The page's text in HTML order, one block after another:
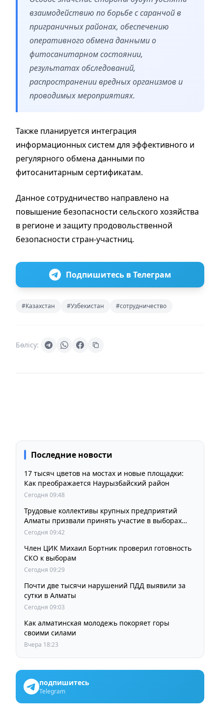
взаимодействию по борьбе с саранчой в
приграничных районах, обеспечению
оперативного обмена данными о
фитосанитарном состоянии,
результатах обследований,
распространении вредных организмов и
проводимых мероприятиях.
Также планируется интеграция
информационных систем для эффективного и
регулярного обмена данными по
фитосанитарным сертификатам.
Данное сотрудничество направлено на
повышение безопасности сельского хозяйства
в регионе и защиту продовольственной
безопасности стран-участниц.
Подпишитесь в Телеграм
#Казахстан #Узбекистан #сотрудничество
Бөлісу:
Последние новости
17 тысяч цветов на мостах и новые площадки:
Как преображается Наурызбайский район
Сегодня 09:48
Трудовые коллективы крупных предприятий
Алматы призвали принять участие в выборах
членов Курултая
Сегодня 09:42
Член ЦИК Михаил Бортник проверил готовность
СКО к выборам
Сегодня 09:29
Почти две тысячи нарушений ПДД выявили за
сутки в Алматы
Сегодня 09:03
Как алматинская молодежь покоряет горы
своими силами
Вчера 18:23
подпишитесь
Telegram